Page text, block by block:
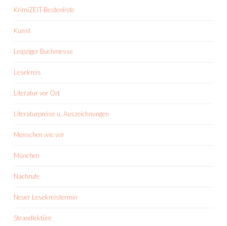
KrimiZEIT-Bestenliste
Kunst
Leipziger Buchmesse
Lesekreis
Literatur vor Ort
Literaturpreise u. Auszeichnungen
Menschen wie wir
München
Nachrufe
Neuer Lesekreistermin
Strandlektüre